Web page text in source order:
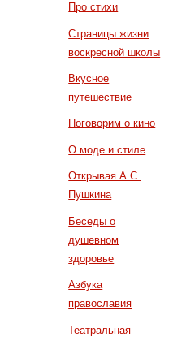
Про стихи
Страницы жизни
воскресной школы
Вкусное
путешествие
Поговорим о кино
О моде и стиле
Открывая А.С.
Пушкина
Беседы о
душевном
здоровье
Азбука
православия
Театральная